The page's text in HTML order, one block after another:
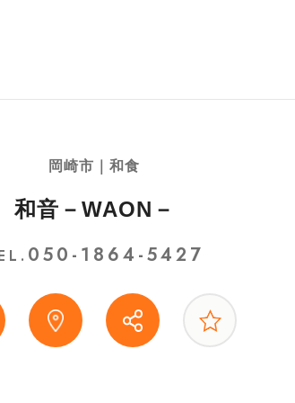
岡崎市｜和食
和音－WAON－
050-1864-5427